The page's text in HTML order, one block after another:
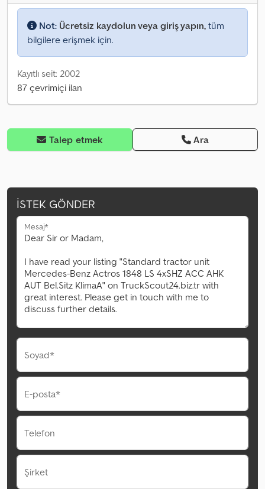
Not: Ücretsiz kaydolun veya giriş yapın, tüm
bilgilere erişmek için.
Kayıtlı seit: 2002
87 çevrimiçi ilan
Talep etmek Ara
İSTEK GÖNDER
Mesaj*
Soyad*
E-posta*
Telefon
Şirket